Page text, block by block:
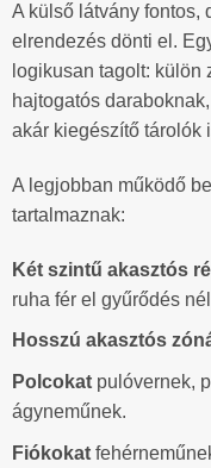
A külső látvány fontos,
elrendezés dönti el.
logikusan tagolt: külön
hajtogatós
akár kiegészítő tárolók
A legjobban működő
tartalmaznak:
Két szintű akasztós
ruha fér el gyűrődés
Hosszú akasztós
Polcokat pulóvernek,
ágyneműnek.
Fiókokat